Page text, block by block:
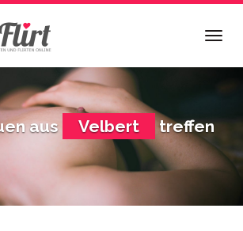
aus Velbert treffen